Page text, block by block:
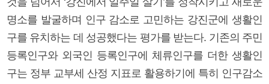
명소를 발굴하며 인구 감소로 고민하는 강진군에 생활인
구를 유치하는 데 성공했다는 평가를 받는다. 기존의 주민
등록인구와 외국인 등록인구에 체류인구를 더한 생활인
구는 정부 교부세 산정 지표로 활용하기에 특히 인구감소